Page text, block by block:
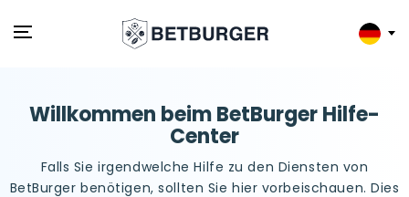
Willkommen beim BetBurger Hilfe-
Center
Falls Sie irgendwelche Hilfe zu den Diensten von
BetBurger benötigen, sollten Sie hier vorbeischauen. Dies